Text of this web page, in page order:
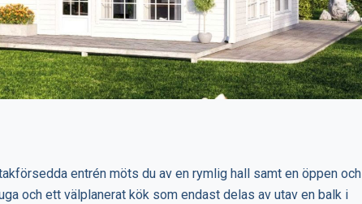
entrén möts du av en rymlig hall samt en öppen och
och ett välplanerat kök som endast delas av utav en balk i